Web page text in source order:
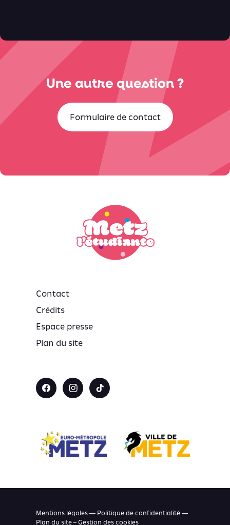
Une autre question ?
Formulaire de contact
Contact
Crédits
Espace presse
Plan du site
Mentions légales — Politique de confidentialité —
Plan du site – Gestion des cookies